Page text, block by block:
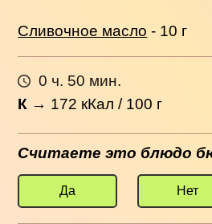
Сливочное масло - 10 г
0 ч. 50 мин.
К → 172 кКал / 100 г
Считаете это блюдо
Да Нет